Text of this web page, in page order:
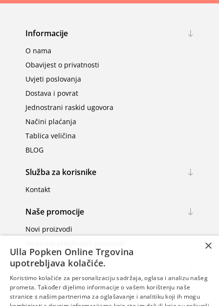
Informacije
O nama
Obavijest o privatnosti
Uvjeti poslovanja
Dostava i povrat
Jednostrani raskid ugovora
Načini plaćanja
Tablica veličina
BLOG
Služba za korisnike
Kontakt
Naše promocije
Novi proizvodi
Moj račun
Moj račun
Narudžbe
×
Ulla Popken Online Trgovina
upotrebljava kolačiće.
Koristimo kolačiće za personalizaciju sadržaja, oglasa i analizu našeg
prometa. Također dijelimo informacije o vašem korištenju naše
stranice s našim partnerima za oglašavanje i analitiku koji ih mogu